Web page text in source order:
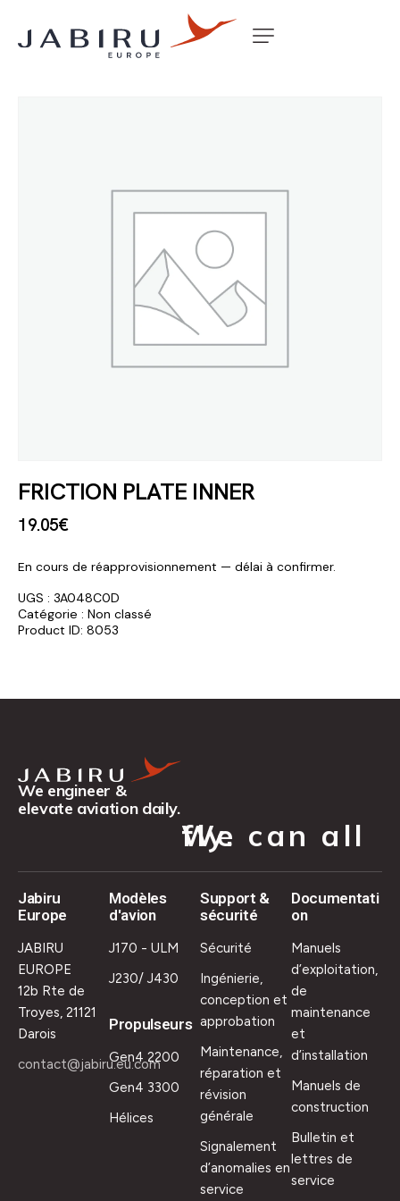
Accueil Non classé
FRICTION PLATE INNER
19.05€
En cours de réapprovisionnement — délai à confirmer.
UGS : 3A048C0D
Catégorie : Non classé
Product ID: 8053
We engineer &
elevate aviation daily.
We can all fly.
Jabiru
Europe
JABIRU
EUROPE
12b Rte de
Troyes, 21121
Darois
contact@jabiru.eu.com
Modèles
d'avion
J170 - ULM
J230/ J430
Propulseurs
Gen4 2200
Gen4 3300
Hélices
Support &
sécurité
Sécurité
Ingénierie,
conception et
approbation
Maintenance,
réparation et
révision
générale
Signalement
d’anomalies en
service
Documentati
on
Manuels
d’exploitation,
de
maintenance
et
d’installation
Manuels de
construction
Bulletin et
lettres de
service